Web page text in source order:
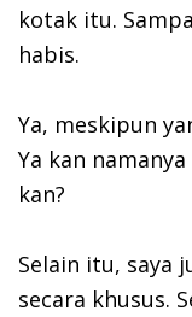
kotak itu.
habis.
Ya, meskipun
Ya kan
kan?
Selain itu, saya
secara khusus.